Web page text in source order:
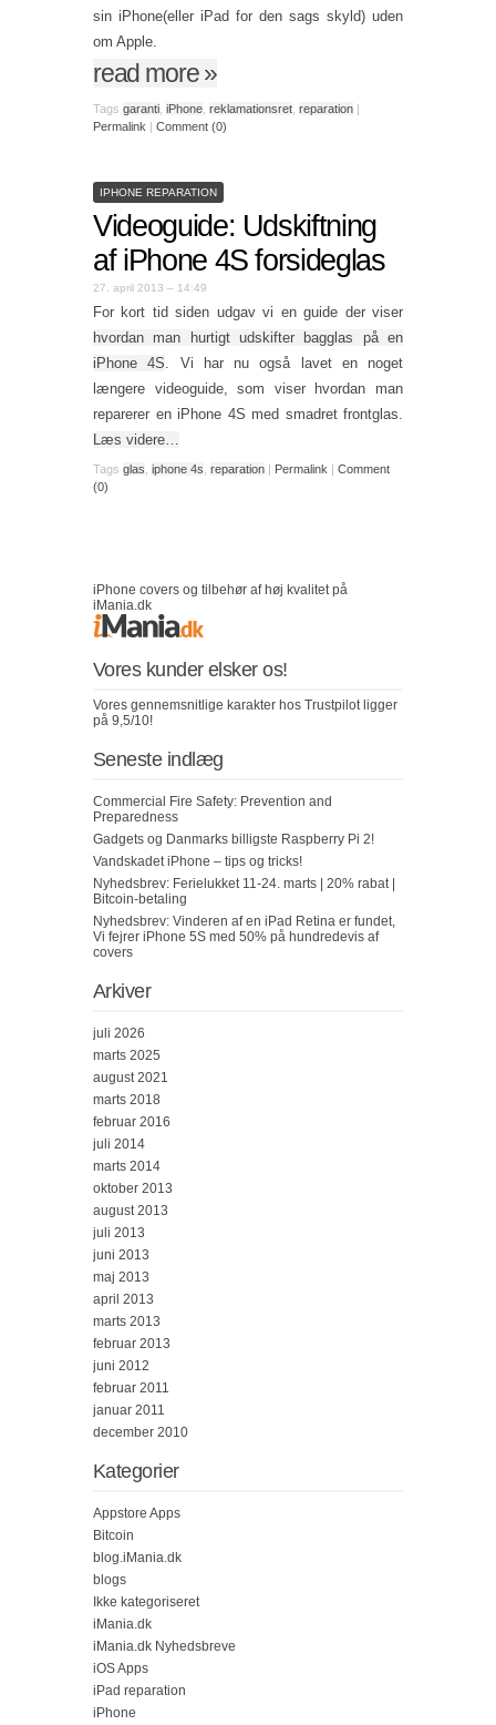
sin iPhone(eller iPad for den sags skyld) uden
om Apple.
read more»
Tags garanti iPhone reklamationsret reparation |
Permalink | Comment (0)
IPHONE REPARATION
Videoguide: Udskiftning
af iPhone 4S forsideglas
27. april 2013 – 14:49
For kort tid siden udgav vi en guide der viser
hvordan man hurtigt udskifter bagglas på en
iPhone 4S. Vi har nu også lavet en noget
længere videoguide, som viser hvordan man
reparerer en iPhone 4S med smadret frontglas.
Læs videre…
Tags glas iphone 4s reparation | Permalink | Comment
(0)
iPhone covers og tilbehør af høj kvalitet på
iMania.dk
Vores kunder elsker os!
Vores gennemsnitlige karakter hos Trustpilot ligger
på 9,5/10!
Seneste indlæg
Commercial Fire Safety: Prevention and
Preparedness
Gadgets og Danmarks billigste Raspberry Pi 2!
Vandskadet iPhone – tips og tricks!
Nyhedsbrev: Ferielukket 11-24. marts | 20% rabat |
Bitcoin-betaling
Nyhedsbrev: Vinderen af en iPad Retina er fundet,
Vi fejrer iPhone 5S med 50% på hundredevis af
covers
Arkiver
juli 2026
marts 2025
august 2021
marts 2018
februar 2016
juli 2014
marts 2014
oktober 2013
august 2013
juli 2013
juni 2013
maj 2013
april 2013
marts 2013
februar 2013
juni 2012
februar 2011
januar 2011
december 2010
Kategorier
Appstore Apps
Bitcoin
blog.iMania.dk
blogs
Ikke kategoriseret
iMania.dk
iMania.dk Nyhedsbreve
iOS Apps
iPad reparation
iPhone